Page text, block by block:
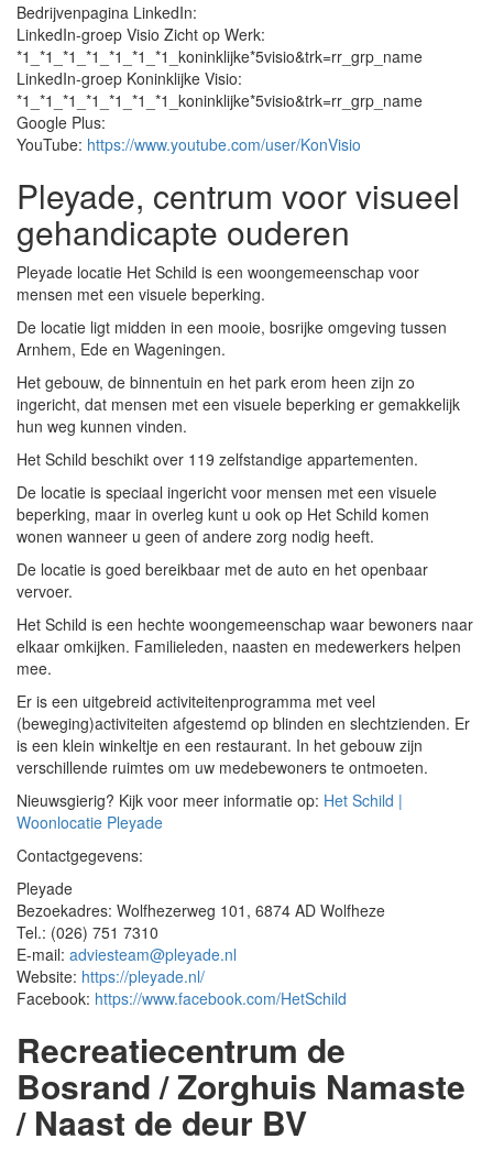
Bedrijvenpagina LinkedIn:
LinkedIn-groep Visio Zicht op Werk:
*1_*1_*1_*1_*1_*1_*1_koninklijke*5visio&trk=rr_grp_name
LinkedIn-groep Koninklijke Visio:
*1_*1_*1_*1_*1_*1_*1_koninklijke*5visio&trk=rr_grp_name
Google Plus:
YouTube: https://www.youtube.com/user/KonVisio
Pleyade, centrum voor visueel
gehandicapte ouderen
Pleyade locatie Het Schild is een woongemeenschap voor
mensen met een visuele beperking.
De locatie ligt midden in een mooie, bosrijke omgeving tussen
Arnhem, Ede en Wageningen.
Het gebouw, de binnentuin en het park erom heen zijn zo
ingericht, dat mensen met een visuele beperking er gemakkelijk
hun weg kunnen vinden.
Het Schild beschikt over 119 zelfstandige appartementen.
De locatie is speciaal ingericht voor mensen met een visuele
beperking, maar in overleg kunt u ook op Het Schild komen
wonen wanneer u geen of andere zorg nodig heeft.
De locatie is goed bereikbaar met de auto en het openbaar
vervoer.
Het Schild is een hechte woongemeenschap waar bewoners naar
elkaar omkijken. Familieleden, naasten en medewerkers helpen
mee.
Er is een uitgebreid activiteitenprogramma met veel
(beweging)activiteiten afgestemd op blinden en slechtzienden. Er
is een klein winkeltje en een restaurant. In het gebouw zijn
verschillende ruimtes om uw medebewoners te ontmoeten.
Nieuwsgierig? Kijk voor meer informatie op: Het Schild |
Woonlocatie Pleyade
Contactgegevens:
Pleyade
Bezoekadres: Wolfhezerweg 101, 6874 AD Wolfheze
Tel.: (026) 751 7310
E-mail: adviesteam@pleyade.nl
Website: https://pleyade.nl/
Facebook: https://www.facebook.com/HetSchild
Recreatiecentrum de
Bosrand / Zorghuis Namaste
/ Naast de deur BV